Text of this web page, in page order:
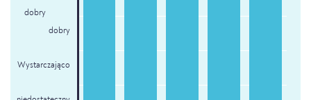
dobry
dobry
Wystarczająco